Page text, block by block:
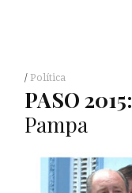
Política
PASO 2015:
Pampa